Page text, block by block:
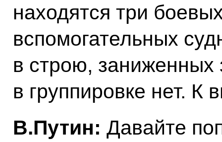
находятся три
вспомогательных
в строю, заниженных
в группировке нет. К
В.Путин: Давайте